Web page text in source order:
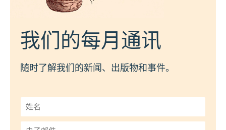
我们的每月通讯
随时了解我们的新闻、出版物和事件。
姓
名
*